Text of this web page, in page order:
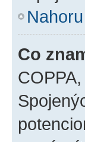
Nahoru
Co